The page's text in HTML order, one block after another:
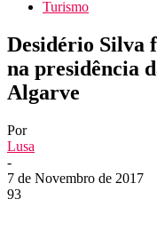
Turismo
Desidério Silva
na presidência
Algarve
Por
Lusa
-
7 de Novembro de 2017
93